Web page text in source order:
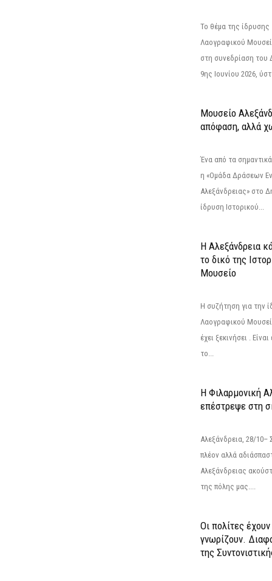
Το θέμα της ίδρυσης
Λαογραφικού
στη συνεδρίαση του
9ης Ιουνίου 2026,
Μουσείο
απόφαση, αλλά
Ένα από τα
η «Ομάδα Δράσεων
Αλεξάνδρειας» στο
ίδρυση Ιστορικού...
Η Αλεξάνδρεια
το δικό της
Μουσείο
Η συζήτηση για την
Λαογραφικού
έχει ξεκινήσει .
το...
Η Φιλαρμονική
επέστρεψε στη
Αλεξάνδρεια, 28/
πλέον αλλά
Αλεξάνδρειας
της πόλης μας....
Οι πολίτες
γνωρίζουν.
της